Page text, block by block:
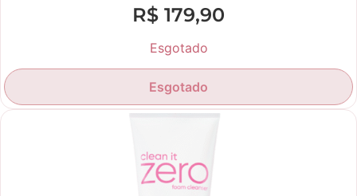
R$ 179,90
Esgotado
Esgotado